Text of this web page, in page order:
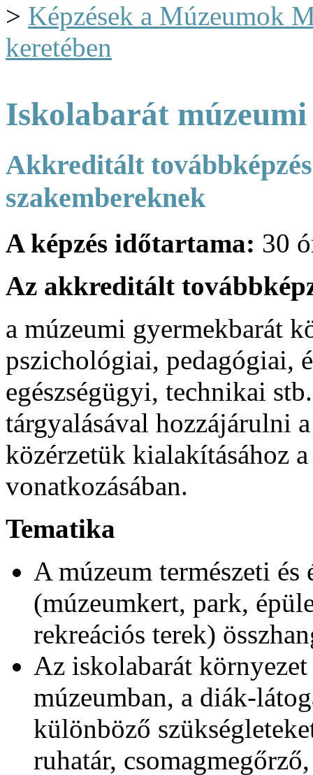
> Képzések a Múzeumok
keretében
Iskolabarát
Akkreditált
szakembereknek
A képzés időtartama: 30
Az akkreditált
a múzeumi gyermekbarát
pszichológiai, pedagógiai,
egészségügyi, technikai
tárgyalásával hozzájárulni
közérzetük kialakításához
vonatkozásában.
Tematika
A múzeum természeti
(múzeumkert, park,
rekreációs terek)
Az iskolabarát
múzeumban, a diák-
különböző
ruhatár,